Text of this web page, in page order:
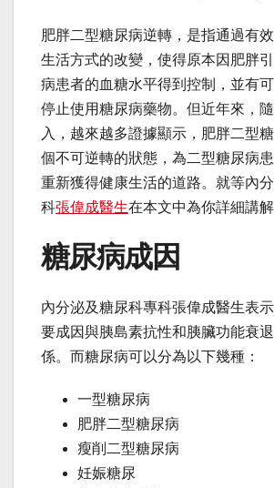
肥胖二型糖尿病逆轉，是指通過有
生活方式的改變，使得原本因肥胖
病患者的血糖水平得到控制，並有
停止使用糖尿病藥物。但近年來，
入，越來越多證據顯示，肥胖二型
個不可逆轉的狀態，為二型糖尿病
重新獲得健康生活的道路。就等內
科張偉成醫生在本文中為你詳細講解
糖尿病成因
內分泌及糖尿科專科張偉成醫生表
要成因與胰島素抗性和胰臟功能衰
係。而糖尿病可以分為以下幾種：
一型糖尿病
肥胖二型糖尿病
瘦削二型糖尿病
妊娠糖尿